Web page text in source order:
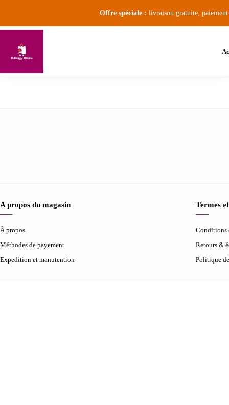
Offre spéciale : livraison gratuite,
A propos du magasin
À propos
Méthodes de payement
Expedition et manutention
Termes
Conditions
Retours &
Politique